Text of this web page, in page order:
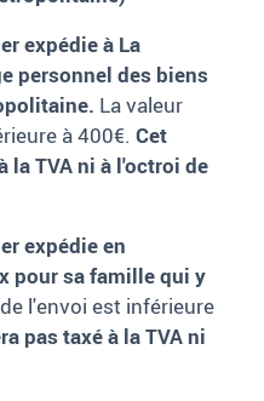
expédie à La
personnel des biens
La valeur
à 400€. Cet
la TVA ni à l'octroi de
expédie en
pour sa famille qui y
l'envoi est inférieure
pas taxé à la TVA ni